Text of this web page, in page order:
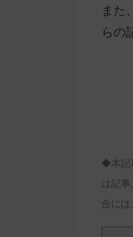
また
らの
◆本記
は記
合には